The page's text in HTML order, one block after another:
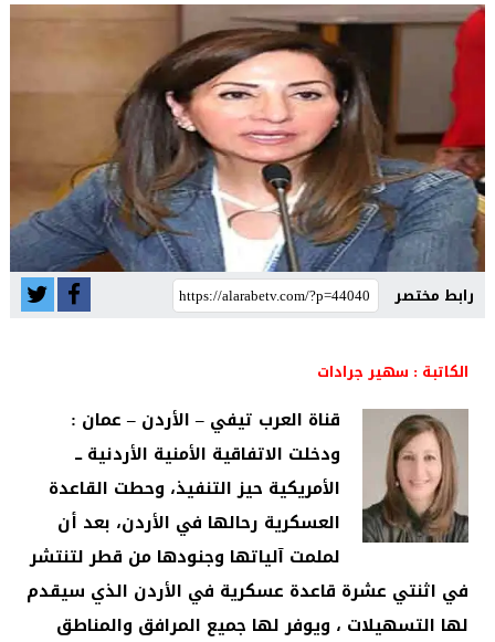
رابط مختصر
الكاتبة : سهير جرادات
قناة العرب تيفي – الأردن – عمان :
ودخلت الاتفاقية الأمنية الأردنية ـــ
الأمريكية حيز التنفيذ، وحطت القاعدة
العسكرية رحالها في الأردن، بعد أن
لملمت آلياتها وجنودها من قطر لتنتشر
في اثنتي عشرة قاعدة عسكرية في الأردن الذي سيقدم
لها التسهيلات ، ويوفر لها جميع المرافق والمناطق